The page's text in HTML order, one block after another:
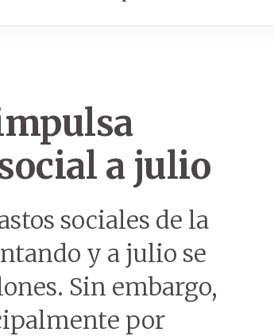
a julio
sociales de la
y a julio se
Sin embargo,
por